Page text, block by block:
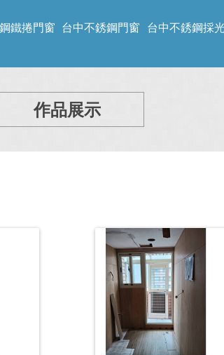
鐵捲門窗 台中不銹鋼門窗 台中不銹鋼採
作品展示